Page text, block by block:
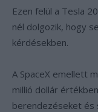
Ezen felül a Tesla
nél dolgozik, hogy
kérdésekben.
A SpaceX emellett
millió dollár
berendezéseket és